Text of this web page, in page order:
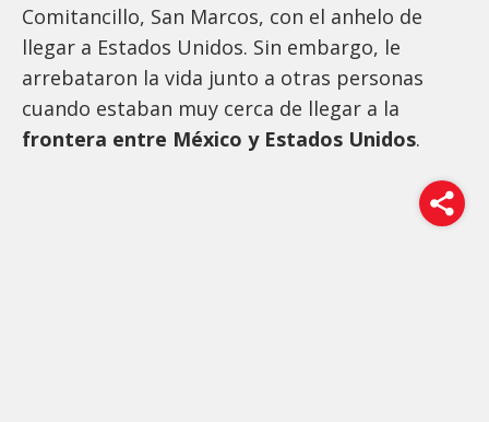
Comitancillo, San Marcos, con el anhelo de
llegar a Estados Unidos. Sin embargo, le
arrebataron la vida junto a otras personas
cuando estaban muy cerca de llegar a la
frontera entre México y Estados Unidos.